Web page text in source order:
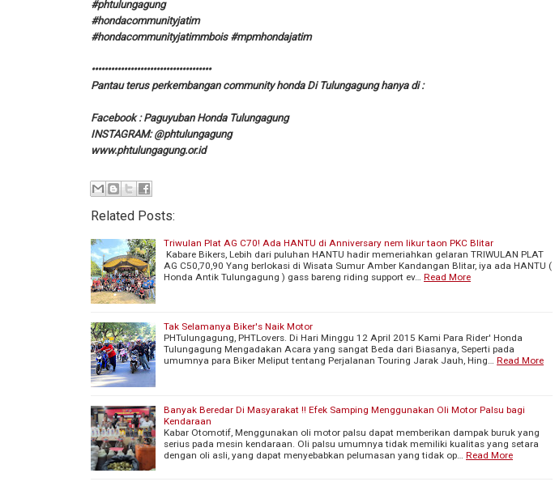
#phtulungagung
#hondacommunityjatim
#hondacommunityjatimmbois #mpmhondajatim
•••••••••••••••••••••••••••••••••••••
Pantau terus perkembangan community honda Di Tulungagung hanya di :
Facebook : Paguyuban Honda Tulungagung
INSTAGRAM: @phtulungagung
www.phtulungagung.or.id
Related Posts:
Triwulan Plat AG C70! Ada HANTU di Anniversary nem likur taon PKC Blitar
Kabare Bikers, Lebih dari puluhan HANTU hadir memeriahkan gelaran TRIWULAN PLAT
AG C50,70,90 Yang berlokasi di Wisata Sumur Amber Kandangan Blitar, iya ada HANTU (
Honda Antik Tulungagung ) gass bareng riding support ev…
Read More
Tak Selamanya Biker's Naik Motor
PHTulungagung, PHTLovers. Di Hari Minggu 12 April 2015 Kami Para Rider' Honda
Tulungagung Mengadakan Acara yang sangat Beda dari Biasanya, Seperti pada
umumnya para Biker Meliput tentang Perjalanan Touring Jarak Jauh, Hing…
Read More
Banyak Beredar Di Masyarakat !! Efek Samping Menggunakan Oli Motor Palsu bagi
Kendaraan
Kabar Otomotif, Menggunakan oli motor palsu dapat memberikan dampak buruk yang
serius pada mesin kendaraan. Oli palsu umumnya tidak memiliki kualitas yang setara
dengan oli asli, yang dapat menyebabkan pelumasan yang tidak op…
Read More